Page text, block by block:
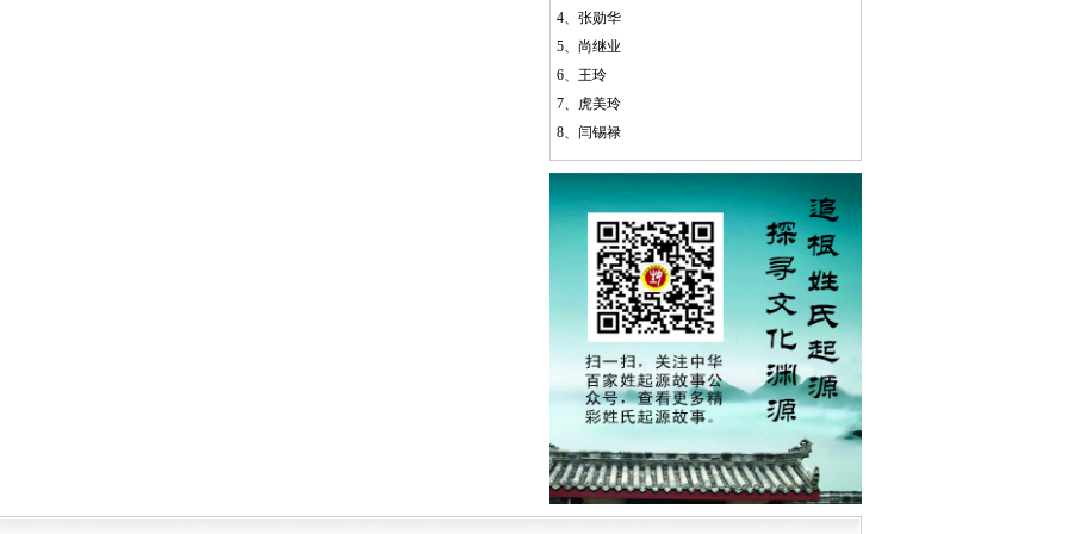
4、 张勋华
5、 尚继业
6、 王玲
7、 虎美玲
8、 闫锡禄